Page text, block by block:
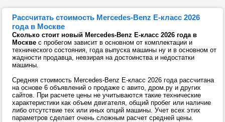
Рассчитать стоимость Mercedes-Benz E-класс 2026
года в Москве
Сколько стоит новый Mercedes-Benz E-класс 2026 года в
Москве с пробегом зависит в основном от комплектации и
технического состояния, года выпуска машины ну и в основном от
жадности продавца, невзирая на достоинства и недостатки
машины.
Средняя стоимость Mercedes-Benz E-класс 2026 года рассчитана
на основе 6 объявлений о продаже с авито, дром.ру и других
сайтов. При расчете цены не учитываются такие технические
характеристики как объем двигателя, общий пробег или наличие
либо отсутствие тех или иных опций машины. Учет всех этих
параметров сделает очень сложным расчет средней цены.